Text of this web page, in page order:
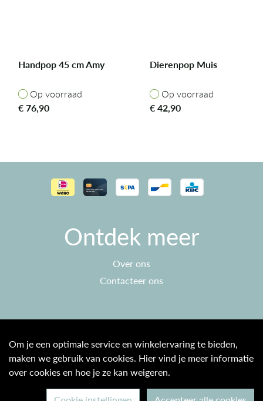
Handpop 45 cm Amy
Op voorraad
Op voorraad
€76,90
Dierenpop Muis
Op voorraad
Op voorraad
€42,90
Ontdek meer
Over ons
Contacteer ons
Algemene voorwaarden
Privacy beleid
Om je een optimale service en winkelervaring te bieden,
maken we gebruik van cookies. Hier vind je meer informatie
over cookies en hoe je ze kan weigeren.